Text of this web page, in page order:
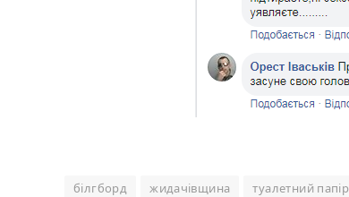
білгборд жидачівщина туалетний папір